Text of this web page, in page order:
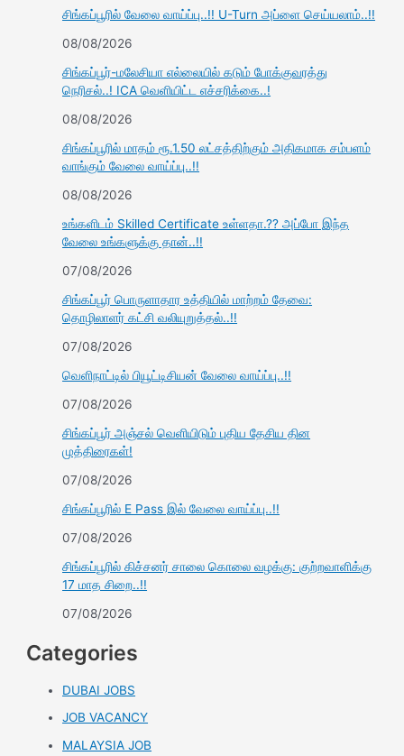
சிங்கப்பூரில் வேலை வாய்ப்பு..!! U-Turn அப்ளை செய்யலாம்..!!
08/08/2026
சிங்கப்பூர்-மலேசியா எல்லையில் கடும் போக்குவரத்து
நெரிசல்..! ICA வெளியிட்ட எச்சரிக்கை..!
08/08/2026
சிங்கப்பூரில் மாதம் ரூ.1.50 லட்சத்திற்கும் அதிகமாக சம்பளம்
வாங்கும் வேலை வாய்ப்பு..!!
08/08/2026
உங்களிடம் Skilled Certificate உள்ளதா.?? அப்போ இந்த
வேலை உங்களுக்கு தான்..!!
07/08/2026
சிங்கப்பூர் பொருளாதார உத்தியில் மாற்றம் தேவை:
தொழிலாளர் கட்சி வலியுறுத்தல்..!!
07/08/2026
வெளிநாட்டில் பியூட்டிசியன் வேலை வாய்ப்பு..!!
07/08/2026
சிங்கப்பூர் அஞ்சல் வெளியிடும் புதிய தேசிய தின
முத்திரைகள்!
07/08/2026
சிங்கப்பூரில் E Pass இல் வேலை வாய்ப்பு..!!
07/08/2026
சிங்கப்பூரில் கிச்சனர் சாலை கொலை வழக்கு: குற்றவாளிக்கு
17 மாத சிறை..!!
07/08/2026
Categories
DUBAI JOBS
JOB VACANCY
MALAYSIA JOB